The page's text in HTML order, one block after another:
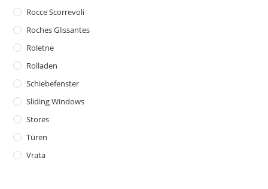
Rocce Scorrevoli
Roches Glissantes
Roletne
Rolladen
Schiebefenster
Sliding Windows
Stores
Türen
Vrata